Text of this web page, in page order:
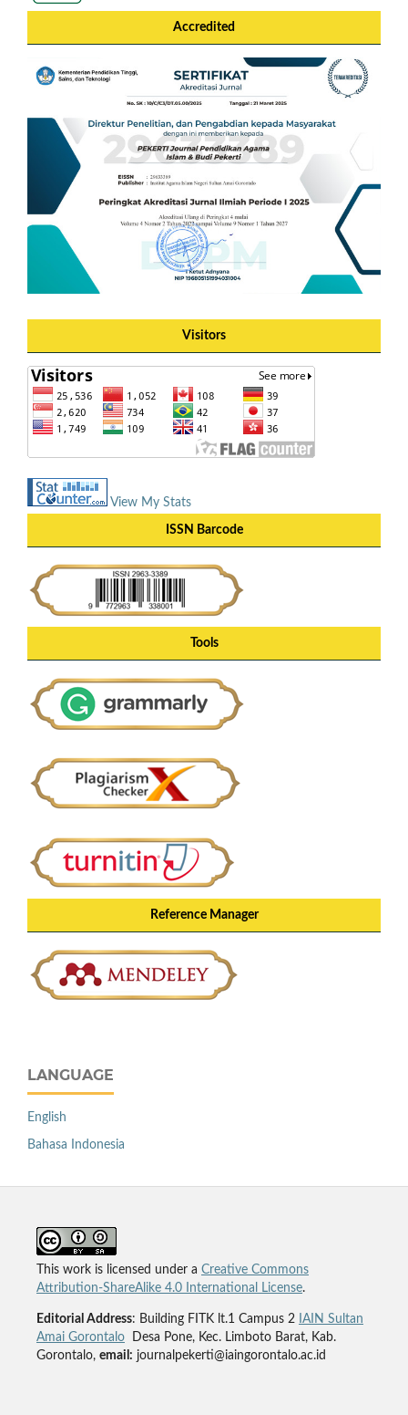
Accredited
Visitors
View My Stats
ISSN Barcode
Tools
Reference Manager
LANGUAGE
English
Bahasa Indonesia
This work is licensed under a Creative Commons
Attribution-ShareAlike 4.0 International License.
Editorial Address: Building FITK lt.1 Campus 2 IAIN Sultan
Amai GorontaloDesa Pone, Kec. Limboto Barat, Kab.
Gorontalo, email: journalpekerti@iaingorontalo.ac.id